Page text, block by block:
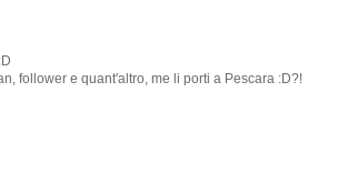
follower e quant'altro, me li porti a Pescara :D?!